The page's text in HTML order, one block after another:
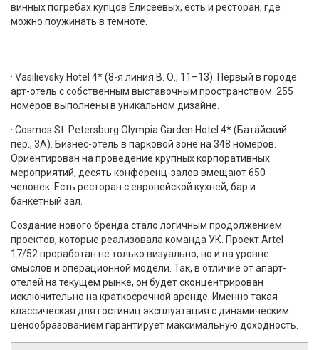
винных погребах купцов Елисеевых, есть и ресторан, где
можно поужинать в темноте.
· Vasilievsky Hotel 4* (8-я линия В. О., 11–13). Первый в городе
арт-отель с собственным выставочным пространством. 255
номеров выполнены в уникальном дизайне.
· Cosmos St. Petersburg Olympia Garden Hotel 4* (Батайский
пер., 3А). Бизнес-отель в парковой зоне на 348 номеров.
Ориентирован на проведение крупных корпоративных
мероприятий, десять конференц-залов вмещают 650
человек. Есть ресторан с европейской кухней, бар и
банкетный зал.
Создание нового бренда стало логичным продолжением
проектов, которые реализовала команда УК. Проект Artel
17/52 проработан не только визуально, но и на уровне
смыслов и операционной модели. Так, в отличие от апарт-
отелей на текущем рынке, он будет сконцентрирован
исключительно на краткосрочной аренде. Именно такая
классическая для гостиниц эксплуатация с динамическим
ценообразованием гарантирует максимальную доходность.